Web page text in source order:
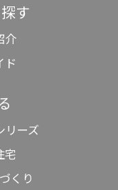
す
介
ド
リーズ
宅
くり